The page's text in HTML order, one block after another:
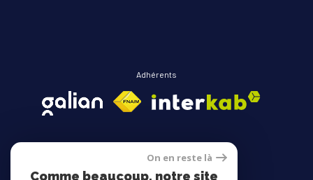
Adhérents
Avis clients
On en reste là
Comme beaucoup, notre site